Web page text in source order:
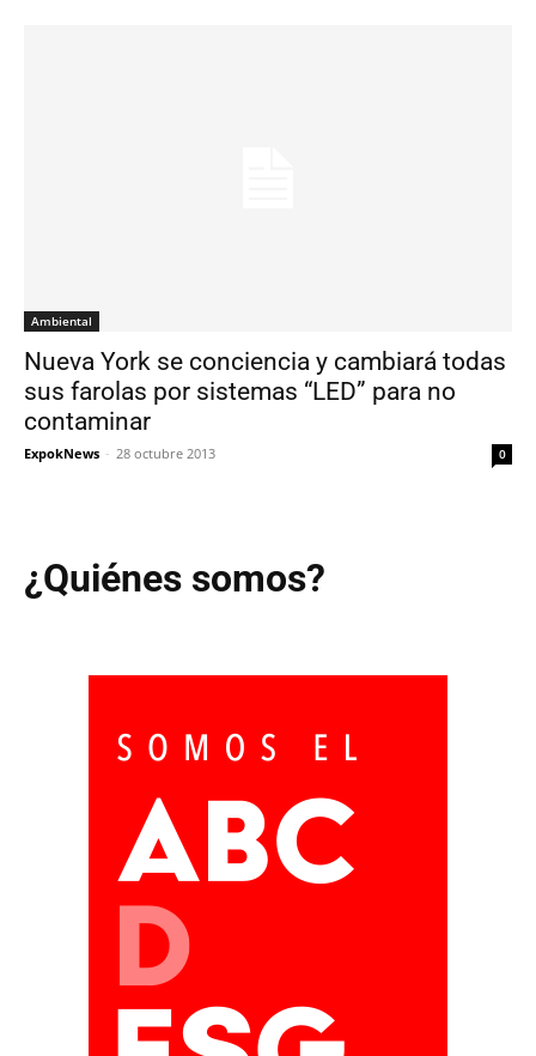
Ambiental
Nueva York se conciencia y cambiará todas
sus farolas por sistemas “LED” para no
contaminar
ExpokNews - 28 octubre 2013 0
¿Quiénes somos?